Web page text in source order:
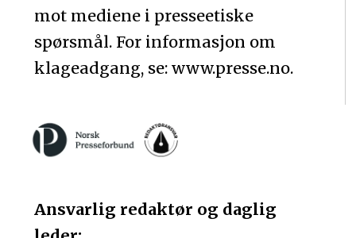
mot mediene i presseetiske
spørsmål. For informasjon om
klageadgang, se: www.presse.no.
Ansvarlig redaktør og daglig